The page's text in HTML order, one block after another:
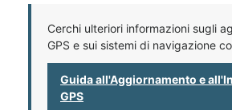
Cerchi ulteriori informazioni sugli
GPS e sui sistemi di navigazione
Guida all'Aggiornamento e
GPS